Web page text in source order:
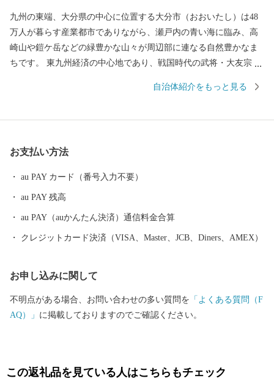
九州の東端、大分県の中心に位置する大分市（おおいたし）は48
万人が暮らす産業都市でありながら、瀬戸内の青い海に臨み、高
崎山や鎧ケ岳などの緑豊かな山々が周辺部に連なる自然豊かなま
ちです。 東九州経済の中心地であり、戦国時代の武将・大友宗麟
発祥都市として繁栄し、高度成長期以降は工業を中心として幅広
な農畜産物、「大分ふぐ」「とり天」「大分銘菓ざびえる」「吉
をしていただいた方には、市のＰＲも兼ねて返礼品をお送りさせ
ていただきます。 【ご注意】 ・返礼品の送付は、大分市外にお住
まいの方に限らせていただきます。 ・寄附につきましては、年度
です。 ※長期不在、住所不明等で返礼品をお受取りいただけなか
自治体紹介をもっと見る
お支払い方法
au PAY カード（番号入力不要）
au PAY 残高
au PAY（auかんたん決済）通信料金合算
クレジットカード決済（VISA、Master、JCB、Diners、AMEX）
お申し込みに関して
不明点がある場合、お問い合わせの多い質問を 「よくある質問（F
AQ）」 に掲載しておりますのでご確認ください。
この返礼品を見ている人はこちらもチェック